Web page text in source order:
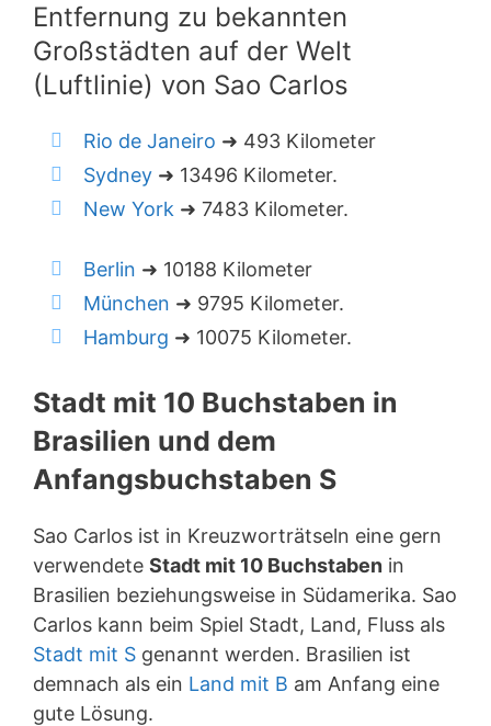
Entfernung zu bekannten
Großstädten auf der Welt
(Luftlinie) von Sao Carlos
Rio de Janeiro ➜ 493 Kilometer
Sydney ➜ 13496 Kilometer.
New York ➜ 7483 Kilometer.
Berlin ➜ 10188 Kilometer
München ➜ 9795 Kilometer.
Hamburg ➜ 10075 Kilometer.
Stadt mit 10 Buchstaben in
Brasilien und dem
Anfangsbuchstaben S
Sao Carlos ist in Kreuzworträtseln eine gern
verwendete Stadt mit 10 Buchstaben in
Brasilien beziehungsweise in Südamerika. Sao
Carlos kann beim Spiel Stadt, Land, Fluss als
Stadt mit S genannt werden. Brasilien ist
demnach als ein Land mit B am Anfang eine
gute Lösung.